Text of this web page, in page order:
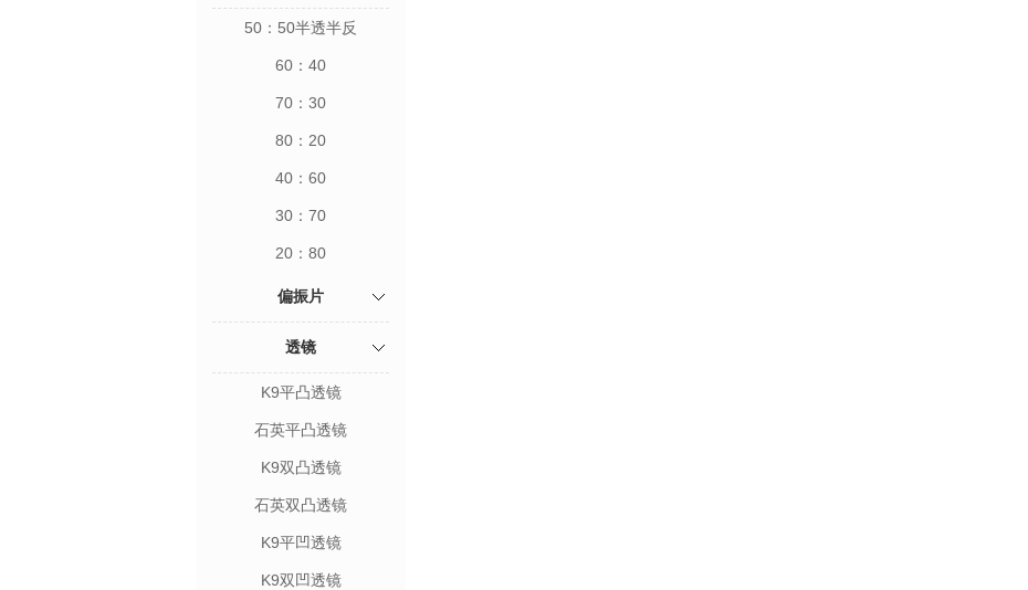
50：50半透半反
60：40
70：30
80：20
40：60
30：70
20：80
偏振片
透镜
K9平凸透镜
石英平凸透镜
K9双凸透镜
石英双凸透镜
K9平凹透镜
K9双凹透镜